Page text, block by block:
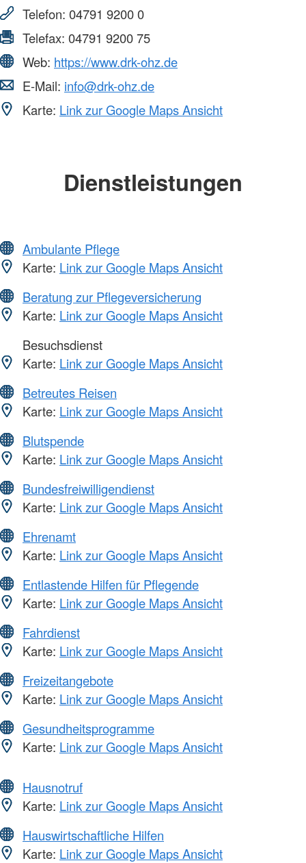
Telefon: 04791 9200 0
Telefax: 04791 9200 75
Web: https://www.drk-ohz.de
E-Mail: info@drk-ohz.de
Karte: Link zur Google Maps Ansicht
Dienstleistungen
Ambulante Pflege
Karte: Link zur Google Maps Ansicht
Beratung zur Pflegeversicherung
Karte: Link zur Google Maps Ansicht
Besuchsdienst
Karte: Link zur Google Maps Ansicht
Betreutes Reisen
Karte: Link zur Google Maps Ansicht
Blutspende
Karte: Link zur Google Maps Ansicht
Bundesfreiwilligendienst
Karte: Link zur Google Maps Ansicht
Ehrenamt
Karte: Link zur Google Maps Ansicht
Entlastende Hilfen für Pflegende
Karte: Link zur Google Maps Ansicht
Fahrdienst
Karte: Link zur Google Maps Ansicht
Freizeitangebote
Karte: Link zur Google Maps Ansicht
Gesundheitsprogramme
Karte: Link zur Google Maps Ansicht
Hausnotruf
Karte: Link zur Google Maps Ansicht
Hauswirtschaftliche Hilfen
Karte: Link zur Google Maps Ansicht